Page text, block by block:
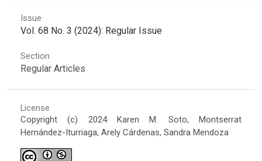
Issue
Vol. 68 No. 3 (2024): Regular Issue
Section
Regular Articles
License
Copyright (c) 2024 Karen M. Soto, Montserrat
Hernández-Iturriaga, Arely Cárdenas, Sandra Mendoza